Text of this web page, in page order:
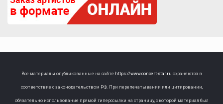
Все материалы опубликованные на сайте https://www.concert-star.ru охраняются в
соответствие с законодательством РФ. При перепечатывании или цитировании,
обязательно использование прямой гиперссылки на страницу, с которой материал был